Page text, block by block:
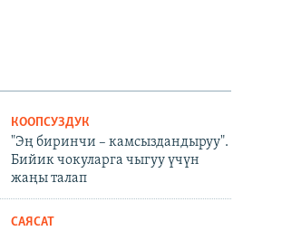
КООПСУЗДУК
"Эң биринчи – камсыздандыруу".
Бийик чокуларга чыгуу үчүн
жаңы талап
САЯСАТ